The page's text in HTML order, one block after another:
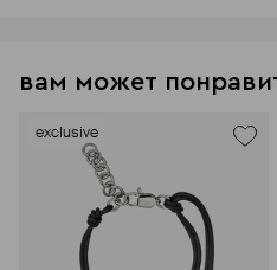
вам может
exclusive